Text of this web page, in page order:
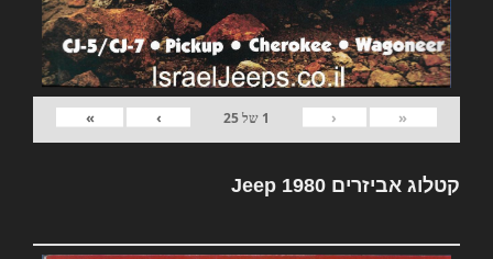
«
‹
1 של25
›
»
קטלוג אביזרים Jeep 1980